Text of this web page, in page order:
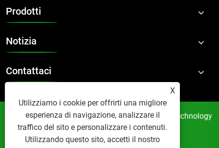
Prodotti
Notizia
Contattaci
Copyright © 2024 Suzhou Accom New Material Technology
Co., Ltd. Tutti i diritti riservati.
Links
Sitemap RSS XML
X
Utilizziamo i cookie per offrirti una migliore
esperienza di navigazione, analizzare il
traffico del sito e personalizzare i contenuti.
Utilizzando questo sito, accetti il ​​nostro